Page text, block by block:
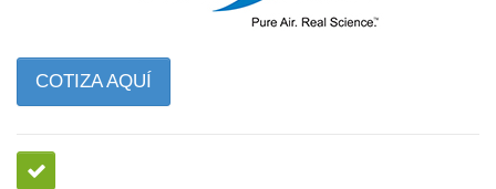
COTIZA AQUÍ